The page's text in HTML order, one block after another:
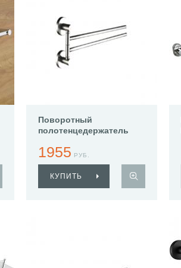
Поворотный
полотенцедержатель
1955 РУБ.
КУПИТЬ